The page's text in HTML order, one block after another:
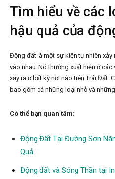
Tìm hiểu về các
hậu quả của
Động đất là một sự kiện tự nhiên xảy
vào nhau. Nó thường xuất hiện ở
xảy ra ở bất kỳ nơi nào trên Trái Đất.
bao gồm cả những loại nhỏ và
Có thể bạn quan tâm:
Động Đất Tại Đường Sơn
Quả
Động đất và Sóng Thần tại